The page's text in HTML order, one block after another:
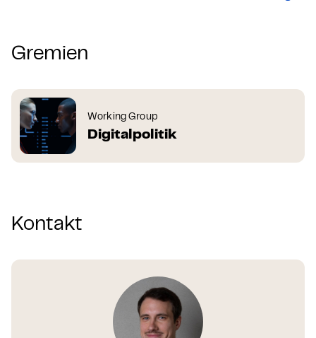
Gremien
Working Group
Digitalpolitik
Kontakt